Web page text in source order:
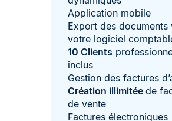
Application mobile
Export des documents
votre logiciel
10 Clients
inclus
Gestion des factures
Création illimitée de
de vente
Factures électroniques